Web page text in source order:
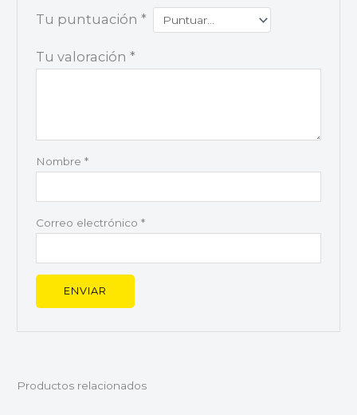
Tu puntuación *
Tu valoración *
Nombre *
Correo electrónico *
Productos relacionados